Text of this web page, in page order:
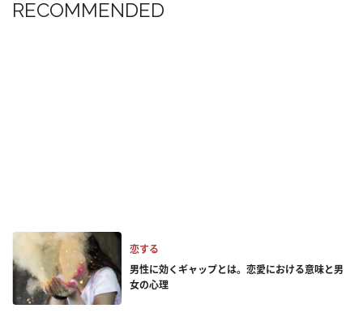
RECOMMENDED
恋する
男性に効くギャップとは。恋愛における意味と男
女の心理